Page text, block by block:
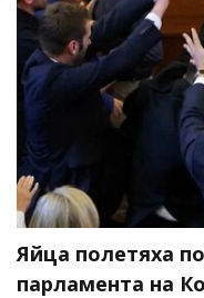
Яйца полетяха
парламента на